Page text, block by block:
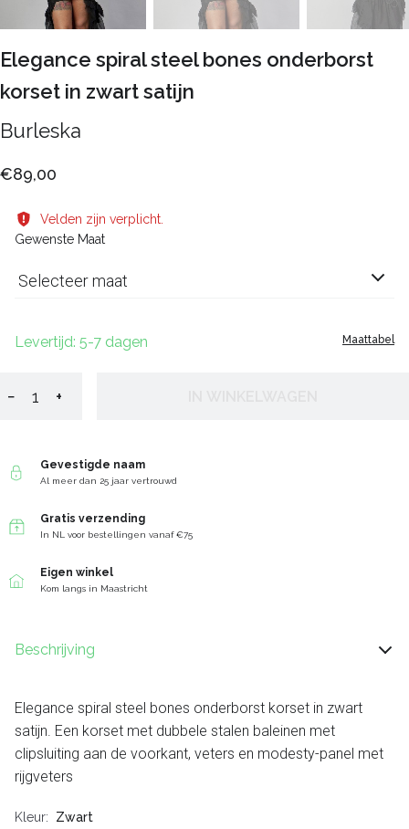
Elegance spiral steel bones onderborst
korset in zwart satijn
Burleska
€89,00
Velden zijn verplicht.
Gewenste Maat
Selecteer maat
Maattabel
Levertijd: 5-7 dagen
− +
Gevestigde naam
Al meer dan 25 jaar vertrouwd
Gratis verzending
In NL voor bestellingen vanaf €75
Eigen winkel
Kom langs in Maastricht
Beschrijving
Elegance spiral steel bones onderborst korset in zwart
satijn. Een korset met dubbele stalen baleinen met
clipsluiting aan de voorkant, veters en modesty-panel met
rijgveters
Kleur Zwart